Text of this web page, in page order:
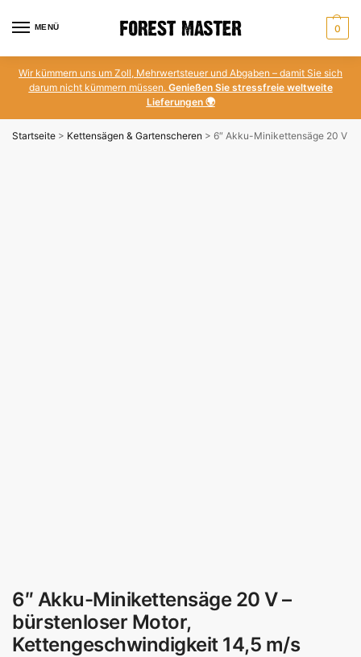
MENÜ 0
Wir kümmern uns um Zoll, Mehrwertsteuer und Abgaben – damit Sie sich
darum nicht kümmern müssen. Genießen Sie stressfreie weltweite
Lieferungen 🌍
Startseite > Kettensägen & Gartenscheren > 6″ Akku-Minikettensäge 20 V –
6″ Akku-Minikettensäge 20 V –
bürstenloser Motor,
Kettengeschwindigkeit 14,5 m/s